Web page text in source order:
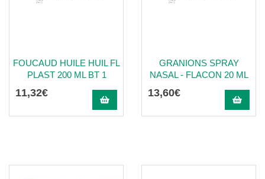
FOUCAUD HUILE HUIL FL
PLAST 200 ML BT 1
11,32€
GRANIONS SPRAY
NASAL - FLACON 20 ML
13,60€